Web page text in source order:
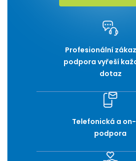
Profesionální
podpora vyřeší
dotaz
Telefonická a
podpora